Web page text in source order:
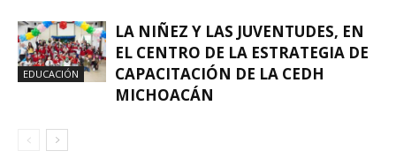
EDUCACIÓN
LA NIÑEZ Y LAS JUVENTUDES, EN
EL CENTRO DE LA ESTRATEGIA DE
CAPACITACIÓN DE LA CEDH
MICHOACÁN